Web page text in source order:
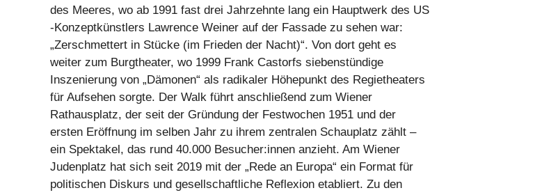
des Meeres, wo ab 1991 fast drei Jahrzehnte lang ein Hauptwerk des US
-Konzeptkünstlers Lawrence Weiner auf der Fassade zu sehen war:
„Zerschmettert in Stücke (im Frieden der Nacht)“. Von dort geht es
weiter zum Burgtheater, wo 1999 Frank Castorfs siebenstündige
Inszenierung von „Dämonen“ als radikaler Höhepunkt des Regietheaters
für Aufsehen sorgte. Der Walk führt anschließend zum Wiener
Rathausplatz, der seit der Gründung der Festwochen 1951 und der
ersten Eröffnung im selben Jahr zu ihrem zentralen Schauplatz zählt –
ein Spektakel, das rund 40.000 Besucher:innen anzieht. Am Wiener
Judenplatz hat sich seit 2019 mit der „Rede an Europa“ ein Format für
politischen Diskurs und gesellschaftliche Reflexion etabliert. Zu den